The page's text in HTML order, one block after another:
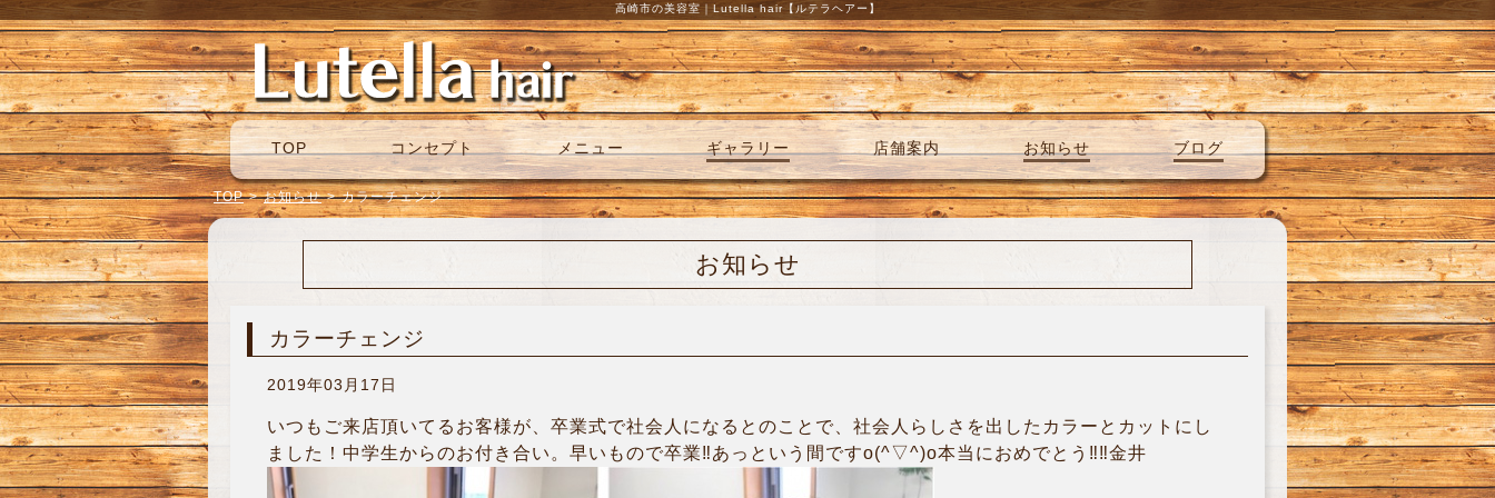
高崎市の美容室｜Lutella hair【ルテラヘアー】
TOP コンセプト メニュー ギャラリー 店舗案内 お知らせ ブログ
TOP > お知らせ > カラーチェンジ
お知らせ
カラーチェンジ
2019年03月17日
いつもご来店頂いてるお客様が、卒業式で社会人になるとのことで、社会人らしさを出したカラーとカットにし
ました！中学生からのお付き合い。早いもので卒業‼︎あっという間ですo(^▽^)o本当におめでとう‼︎‼︎金井